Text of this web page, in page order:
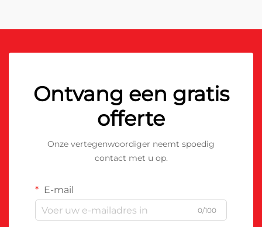
Ontvang een gratis
offerte
Onze vertegenwoordiger neemt spoedig
contact met u op.
E-mail
0/100